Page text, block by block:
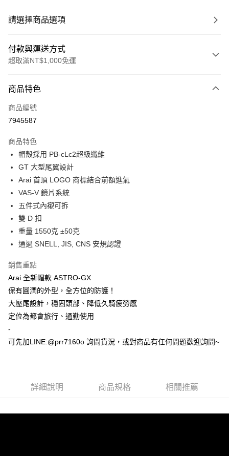
請選擇商品選項
付款與運送方式
超取滿NT$1,000免運
信用卡一次付款
超商取貨付款
ATM付款
運送方式
全家取貨付款(安全帽一頂以上請選宅配)
每筆NT$60，滿NT$1,000(含以上)免運費
7-11取貨付款(安全帽一頂以上請選宅配)
每筆NT$60，滿NT$1,000(含以上)免運費
每筆NT$100，滿NT$1,000(含以上)免運費
商品特色
商品編號
7945587
商品特色
帽殼採用 PB-cLc2超級纖維
GT 大型尾翼設計
Arai 首頂 LOGO 商標結合前額進氣
VAS-V 鏡片系統
五件式內襯可拆
雙 D 扣
重量 1550克 ±50克
通過 SNELL, JIS, CNS 安規認證
銷售重點
Arai 全新帽款 ASTRO-GX
保有圓潤的外型，全方位的防護！
大壓尾設計，穩固頭部、降低久騎疲勞感
定位為都會旅行、通勤使用
-
可先加LINE:@prr7160o 詢問貨況，或對商品有任何問題歡迎詢問~
詳細說明 商品規格 相關推薦